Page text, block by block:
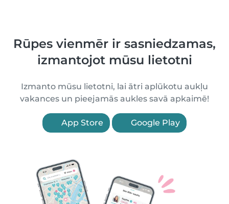
Rūpes vienmēr ir sasniedzamas,
izmantojot mūsu lietotni
Izmanto mūsu lietotni, lai ātri aplūkotu aukļu
vakances un pieejamās aukles savā apkaimē!
App Store Google Play